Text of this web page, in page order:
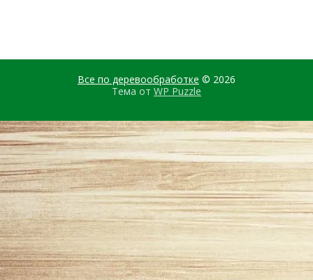
Все по деревообработке © 2026
Тема от WP Puzzle